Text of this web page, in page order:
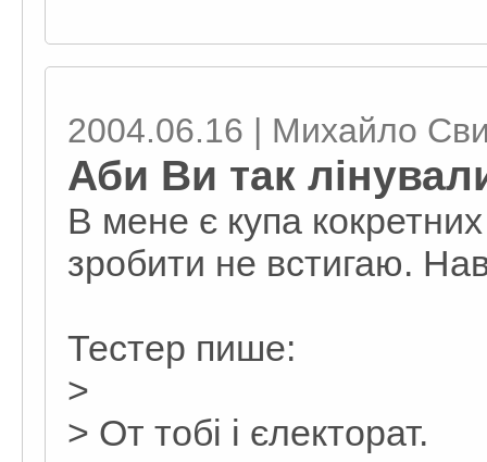
2004.06.16 | Михайло
Аби Ви так
В мене є купа
зробити не встигаю.
Тестер пише:
>
> От тобі і єлекторат.